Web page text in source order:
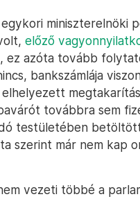
miniszterelnöki
előző
ez azóta tovább
bankszámlája
továbbra sem
testületében
szerint már nem kap
vezeti többé a